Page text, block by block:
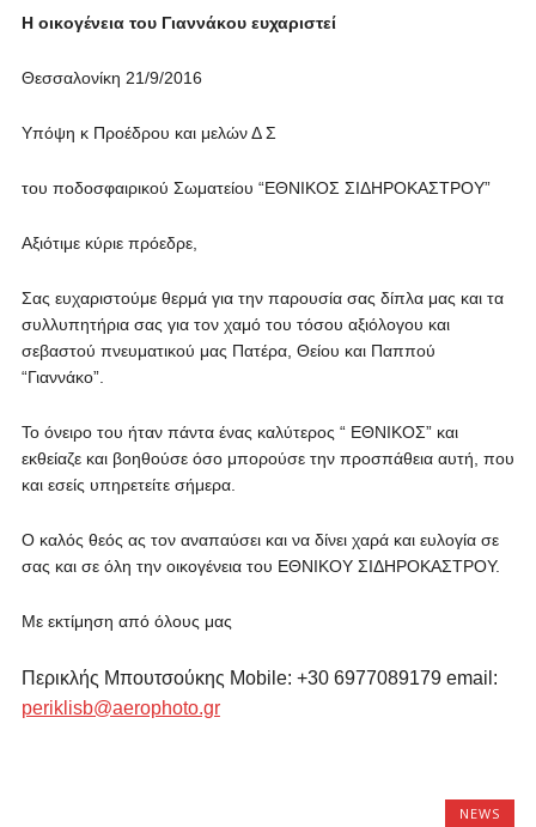
Η οικογένεια του Γιαννάκου ευχαριστεί
Θεσσαλονίκη 21/9/2016
Υπόψη κ Προέδρου και μελών Δ Σ
του ποδοσφαιρικού Σωματείου “ΕΘΝΙΚΟΣ ΣΙΔΗΡΟΚΑΣΤΡΟΥ”
Αξιότιμε κύριε πρόεδρε,
Σας ευχαριστούμε θερμά για την παρουσία σας δίπλα μας και τα
συλλυπητήρια σας για τον χαμό του τόσου αξιόλογου και
σεβαστού πνευματικού μας Πατέρα, Θείου και Παππού
“Γιαννάκο”.
Το όνειρο του ήταν πάντα ένας καλύτερος “ ΕΘΝΙΚΟΣ” και
εκθείαζε και βοηθούσε όσο μπορούσε την προσπάθεια αυτή, που
και εσείς υπηρετείτε σήμερα.
Ο καλός θεός ας τον αναπαύσει και να δίνει χαρά και ευλογία σε
σας και σε όλη την οικογένεια του ΕΘΝΙΚΟΥ ΣΙΔΗΡΟΚΑΣΤΡΟΥ.
Με εκτίμηση από όλους μας
Περικλής Μπουτσούκης Mobile: +30 6977089179 email:
periklisb@aerophoto.gr
NEWS